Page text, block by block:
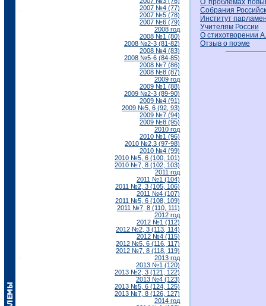
2007 №4 (77)
2007 №5 (78)
2007 №6 (79)
2008 год
2008 №1 (80)
2008 №2-3 (81-82)
2008 №4 (83)
2008 №5-6 (84-85)
2008 №7 (86)
2008 №8 (87)
2009 год
2009 №1 (88)
2009 №2-3 (89-90)
2009 №4 (91)
2009 №5, 6 (92, 93)
2009 №7 (94)
2009 №8 (95)
2010 год
2010 №1 (96)
2010 №2,3 (97-98)
2010 №4 (99)
2010 №5, 6 (100, 101)
2010 №7, 8 (102, 103)
2011 год
2011 №1 (104)
2011 №2, 3 (105, 106)
2011 №4 (107)
2011 №5, 6 (108, 109)
2011 №7, 8 (110, 111)
2012 год
2012 №1 (112)
2012 №2, 3 (113, 114)
2012 №4 (115)
2012 №5, 6 (116, 117)
2012 №7, 8 (118, 119)
2013 год
2013 №1 (120)
2013 №2, 3 (121, 122)
2013 №4 (123)
2013 №5, 6 (124, 125)
2013 №7, 8 (126, 127)
2014 год
О проблемах
Собрания
Институт
Учителям России
О стихотворении
Отзыв о поэме